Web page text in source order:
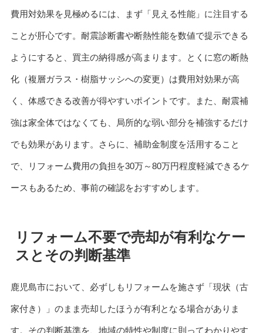
費用対効果を見極めるには、まず「見える性能」に注目する
ことが肝心です。耐震診断書や断熱性能を数値で提示できる
ようにすると、買主の納得感が高まります。とくに窓の断熱
化（複層ガラス・樹脂サッシへの変更）は費用対効果が高
く、体感できる改善が得やすいポイントです。また、耐震補
強は家全体ではなくても、局所的な弱い部分を補強するだけ
でも効果があります。さらに、補助金制度を活用すること
で、リフォーム費用の負担を30万～80万円程度軽減できるケ
ースもあるため、事前の確認をおすすめします。
リフォーム不要で売却が有利なケー
スとその判断基準
鹿児島市において、必ずしもリフォームを施さず「現状（古
家付き）」のまま売却したほうが有利となる場合がありま
す。その判断基準を、地域の特性や制度に則ってわかりやす